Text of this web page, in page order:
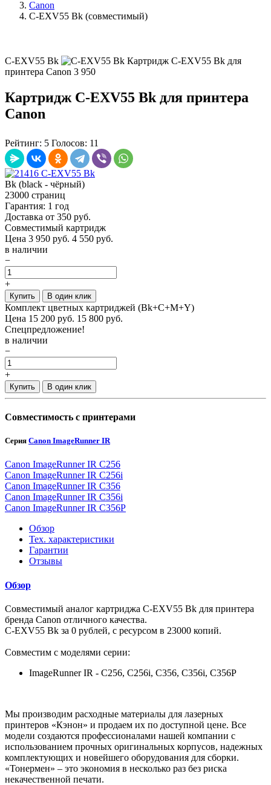
Canon
C-EXV55 Bk (совместимый)
C-EXV55 Bk
Картридж C-EXV55 Bk для
принтера Canon 3 950
Картридж C-EXV55 Bk для принтера
Canon
Рейтинг: 5 Голосов: 11
Bk (black - чёрный)
23000 страниц
Гарантия: 1 год
Доставка от 350 руб.
Совместимый картридж
Цена 3 950 руб. 4 550 руб.
в наличии
−
+
Купить В один клик
Комплект цветных картриджей (Bk+C+M+Y)
Цена 15 200 руб. 15 800 руб.
Спецпредложение!
в наличии
−
+
Купить В один клик
Совместимость с принтерами
Серия Canon ImageRunner IR
Canon ImageRunner IR C256
Canon ImageRunner IR C256i
Canon ImageRunner IR C356
Canon ImageRunner IR C356i
Canon ImageRunner IR C356P
Обзор
Тех. характеристики
Гарантии
Отзывы
Обзор
Совместимый аналог картриджа C-EXV55 Bk для принтера
бренда Canon отличного качества.
C-EXV55 Bk за 0 рублей, с ресурсом в 23000 копий.
Совместим с моделями серии:
ImageRunner IR - C256, C256i, C356, C356i, C356P
Мы производим расходные материалы для лазерных
принтеров «Кэнон» и продаем их по доступной цене. Все
модели создаются профессионалами нашей компании с
использованием прочных оригинальных корпусов, надежных
комплектующих и новейшего оборудования для сборки.
«Тонермен» – это экономия в несколько раз без риска
некачественной печати.